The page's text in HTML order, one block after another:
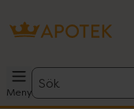
Meny
Sök